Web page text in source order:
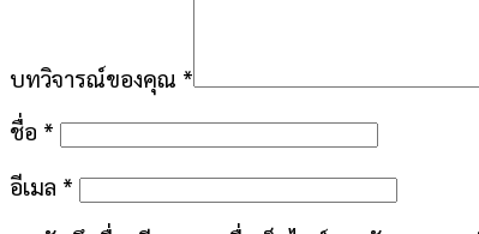
บทวิจารณ์ของคุณ *
ชื่อ *
อีเมล *